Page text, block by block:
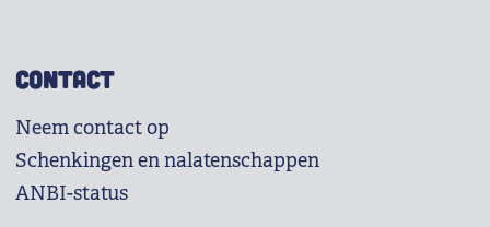
CONTACT
Neem contact op
Schenkingen en nalatenschappen
ANBI-status